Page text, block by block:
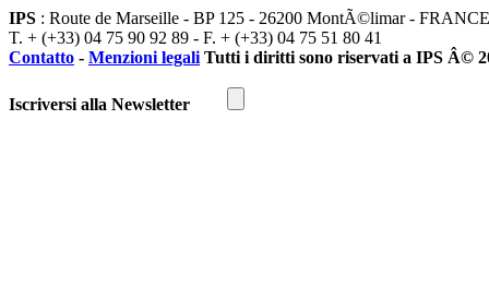
IPS : Route de Marseille - BP 125 - 26200 MontÃ©limar - FRANCE
T. + (+33) 04 75 90 92 89 - F. + (+33) 04 75 51 80 41
Contatto - Menzioni legali Tutti i diritti sono riservati a IPS Â©
Iscriversi alla Newsletter